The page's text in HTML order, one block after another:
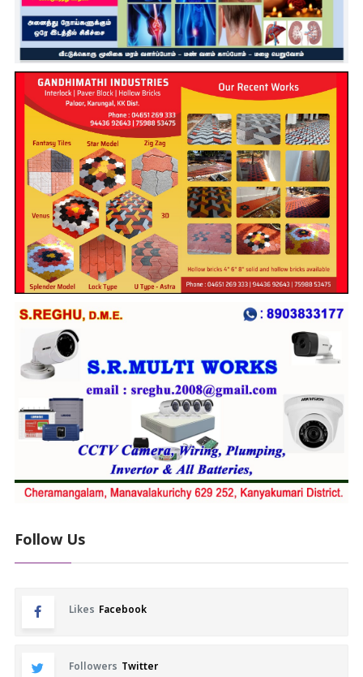
Follow Us
Likes Facebook
Followers Twitter